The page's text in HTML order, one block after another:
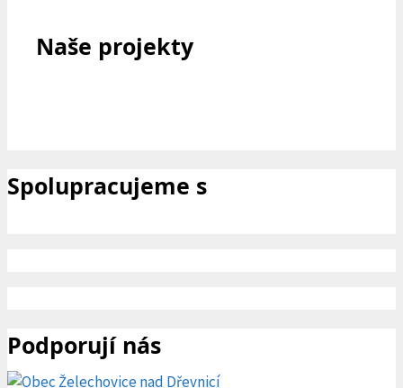
Naše projekty
Spolupracujeme s
Podporují nás